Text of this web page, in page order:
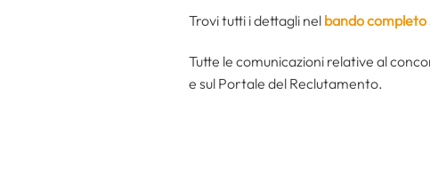
Trovi tutti i dettagli nel bando completo
Tutte le comunicazioni relative al
e sul Portale del Reclutamento.